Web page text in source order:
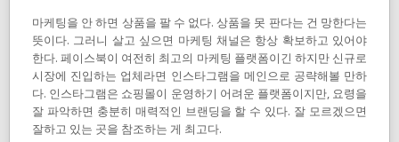
마케팅을 안 하면 상품을 팔 수 없다. 상품을 못 판다는 건 망한다는
뜻이다. 그러니 살고 싶으면 마케팅 채널은 항상 확보하고 있어야
한다. 페이스북이 여전히 최고의 마케팅 플랫폼이긴 하지만 신규로
시장에 진입하는 업체라면 인스타그램을 메인으로 공략해볼 만하
다. 인스타그램은 쇼핑몰이 운영하기 어려운 플랫폼이지만, 요령을
잘 파악하면 충분히 매력적인 브랜딩을 할 수 있다. 잘 모르겠으면
잘하고 있는 곳을 참조하는 게 최고다.